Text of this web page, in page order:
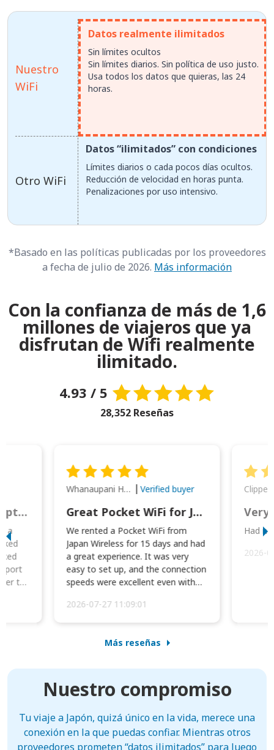
Nuestro
WiFi
Otro WiFi
Datos realmente ilimitados
Sin límites ocultos
Sin límites diarios. Sin política de uso justo.
Usa todos los datos que quieras, las 24
horas.
Datos “ilimitados” con condiciones
Límites diarios o cada pocos días ocultos.
Reducción de velocidad en horas punta.
Penalizaciones por uso intensivo.
*Basado en las políticas publicadas por los proveedores
a fecha de julio de 2026. Más información
Con la confianza de más de 1,6
millones de viajeros que ya
disfrutan de Wifi realmente
ilimitado.
4.93 / 5
28,352 Reseñas
This was wonderful option to a family of four. Everything worked smoothly.
a
to
Whanaupani Henry Joseph Macown Verified buyer
Great Pocket WiFi for Japan Travel
We rented a Pocket WiFi from
Japan Wireless for 15 days and had
a great experience. It was very
easy to set up, and the connection
speeds were excellent even with
2026-07-27 11:09:01
Very
Had
2026-
Más reseñas
Nuestro compromiso
Tu viaje a Japón, quizá único en la vida, merece una
conexión en la que puedas confiar. Mientras otros
proveedores prometen “datos ilimitados” para luego